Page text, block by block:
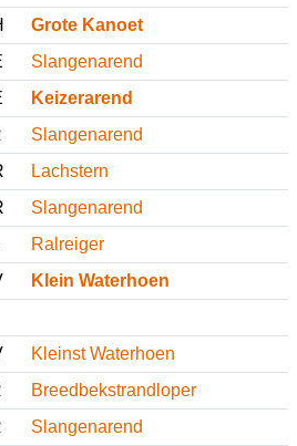
Grote Kanoet
Slangenarend
Keizerarend
Slangenarend
Lachstern
Slangenarend
Ralreiger
Klein Waterhoen
Kleinst Waterhoen
Breedbekstrandloper
Slangenarend